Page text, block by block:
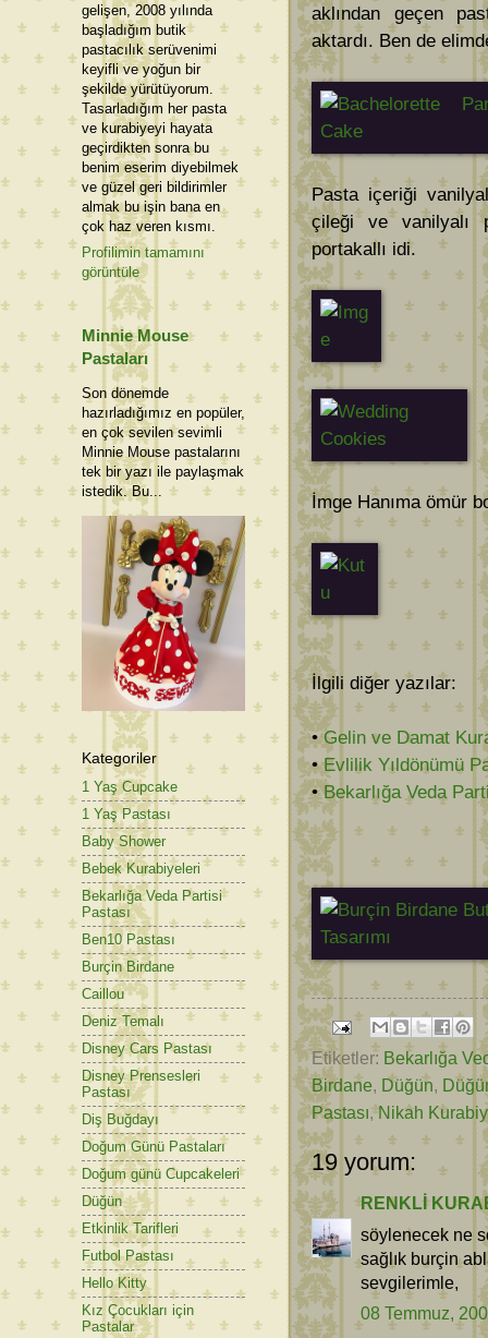
aklından geçen
aktardı. Ben de
Pasta içeriği
çileği ve vanilyalı
portakallı idi.
İmge Hanıma ömür
İlgili diğer yazılar:
•Gelin ve Damat
•Evlilik Yıldönümü
•Bekarlığa Veda
Etiketler: Bekarlığa
Birdane, Düğün,
Pastası,Nikah
19 yorum:
RENKLİ
söylenecek ne
sağlık burçin
sevgilerimle,
08 Temmuz,
gelişen, 2008 yılında
başladığım butik
pastacılık serüvenimi
keyifli ve yoğun bir
şekilde yürütüyorum.
Tasarladığım her pasta
ve kurabiyeyi hayata
geçirdikten sonra bu
benim eserim diyebilmek
ve güzel geri bildirimler
almak bu işin bana en
çok haz veren kısmı.
Profilimin tamamını
görüntüle
Minnie Mouse
Pastaları
Son dönemde
hazırladığımız en popüler,
en çok sevilen sevimli
Minnie Mouse pastalarını
tek bir yazı ile paylaşmak
istedik. Bu...
Kategoriler
1 Yaş Cupcake
1 Yaş Pastası
Baby Shower
Bebek Kurabiyeleri
Bekarlığa Veda Partisi
Pastası
Ben10 Pastası
Burçin Birdane
Caillou
Deniz Temalı
Disney Cars Pastası
Disney Prensesleri
Pastası
Diş Buğdayı
Doğum Günü Pastaları
Doğum günü Cupcakeleri
Düğün
Etkinlik Tarifleri
Futbol Pastası
Hello Kitty
Kız Çocukları için
Pastalar